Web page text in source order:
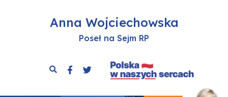
Anna Wojciechowska
Poseł na Sejm RP